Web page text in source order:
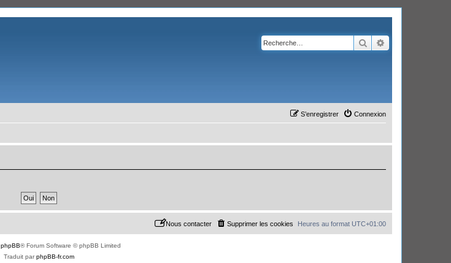
Rechercher
Connexion
S’enregistrer
Heures au format UTC+01:00
Supprimer les cookies
Nous contacter
phpBB® Forum Software © phpBB Limited
Traduit parphpBB-fr.com